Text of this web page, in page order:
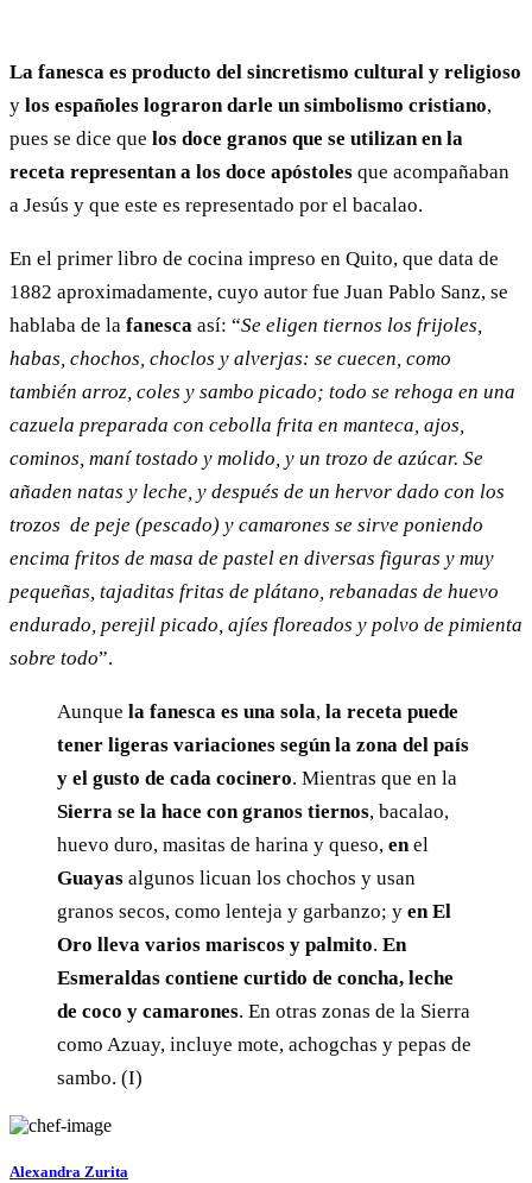
La fanesca es producto del sincretismo cultural y religioso
y los españoles lograron darle un simbolismo cristiano,
pues se dice que los doce granos que se utilizan en la
receta representan a los doce apóstoles que acompañaban
a Jesús y que este es representado por el bacalao.
En el primer libro de cocina impreso en Quito, que data de
1882 aproximadamente, cuyo autor fue Juan Pablo Sanz, se
hablaba de la fanesca así: “Se eligen tiernos los frijoles,
habas, chochos, choclos y alverjas: se cuecen, como
también arroz, coles y sambo picado; todo se rehoga en una
cazuela preparada con cebolla frita en manteca, ajos,
cominos, maní tostado y molido, y un trozo de azúcar. Se
añaden natas y leche, y después de un hervor dado con los
trozos de peje (pescado) y camarones se sirve poniendo
encima fritos de masa de pastel en diversas figuras y muy
pequeñas, tajaditas fritas de plátano, rebanadas de huevo
endurado, perejil picado, ajíes floreados y polvo de pimienta
sobre todo”.
Aunque la fanesca es una sola, la receta puede
tener ligeras variaciones según la zona del país
y el gusto de cada cocinero. Mientras que en la
Sierra se la hace con granos tiernos, bacalao,
huevo duro, masitas de harina y queso, enel
Guayas algunos licuan los chochos y usan
granos secos, como lenteja y garbanzo; y en El
Oro lleva varios mariscos y palmito. En
Esmeraldas contiene curtido de concha, leche
de coco y camarones. En otras zonas de la Sierra
como Azuay, incluye mote, achogchas y pepas de
sambo. (I)
Alexandra Zurita